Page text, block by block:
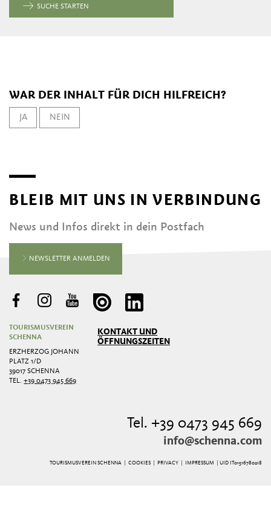
SUCHE STARTEN
WAR DER INHALT FÜR DICH HILFREICH?
JA NEIN
BLEIB MIT UNS IN VERBINDUNG
News und Infos direkt in dein Postfach
NEWSLETTER ANMELDEN
TOURISMUSVEREIN
SCHENNA
ERZHERZOG JOHANN
PLATZ 1/D
39017 SCHENNA
TEL.+39 0473 945 669
KONTAKT UND
ÖFFNUNGSZEITEN
Tel. +39 0473 945 669
info@schenna.com
TOURISMUSVEREIN SCHENNA | COOKIES| PRIVACY| IMPRESSUM | UID IT01516780218